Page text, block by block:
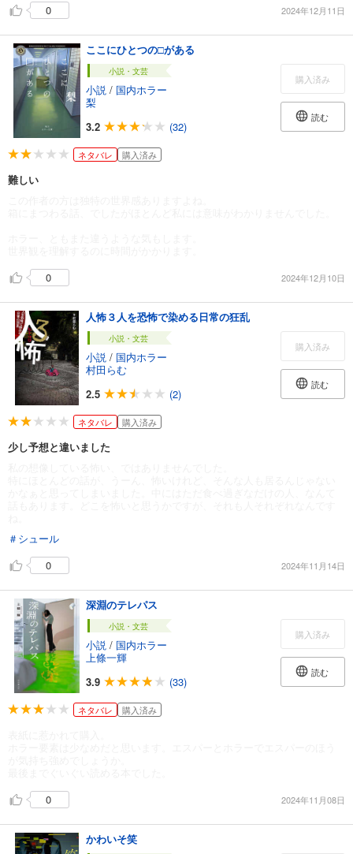
0
2024年12月11日
ここにひとつの□がある
小説・文芸
小説 / 国内ホラー
梨
3.2
(32)
購入済み
読む
ネタバレ 購入済み
難しい
0
2024年12月10日
人怖３人を恐怖で染める日常の狂乱
小説・文芸
小説 / 国内ホラー
村田らむ
2.5
(2)
購入済み
読む
ネタバレ 購入済み
少し予想と違いました
＃シュール
0
2024年11月14日
深淵のテレパス
小説・文芸
小説 / 国内ホラー
上條一輝
3.9
(33)
購入済み
読む
ネタバレ 購入済み
0
2024年11月08日
かわいそ笑